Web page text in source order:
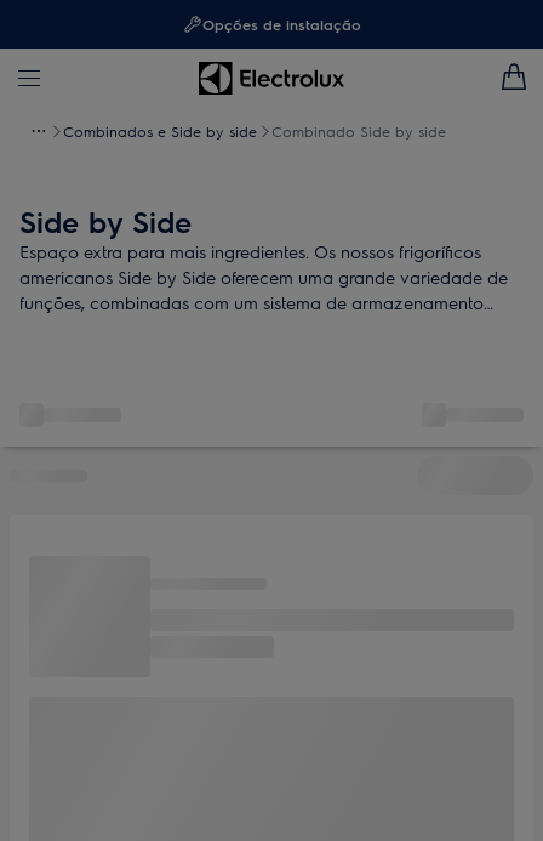
Opções de instalação
Combinados e Side by side Combinado Side by side
Side by Side
Espaço extra para mais ingredientes. Os nossos frigoríficos
americanos Side by Side oferecem uma grande variedade de
funções, combinadas com um sistema de armazenamento